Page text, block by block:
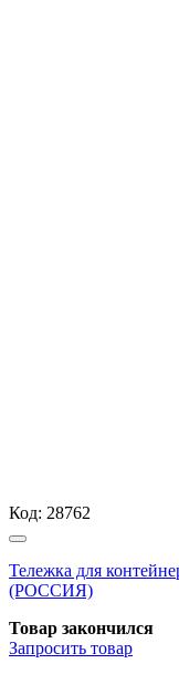
Код: 28762
Тележка для
(РОССИЯ)
Товар закончился
Запросить товар